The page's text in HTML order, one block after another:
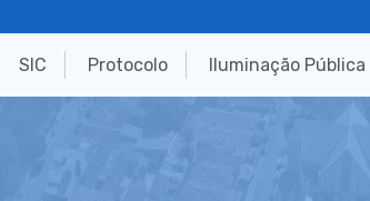
SIC Protocolo Iluminação Pública